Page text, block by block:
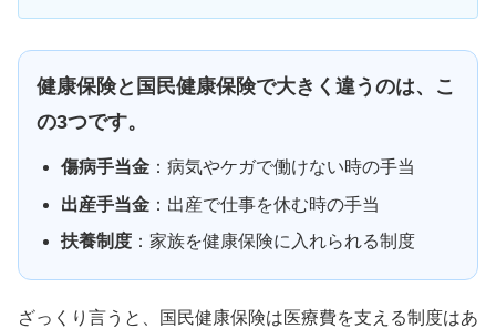
健康保険と国民健康保険で大きく違うのは、こ
の3つです。
傷病手当金 ：病気やケガで働けない時の手当
出産手当金 ：出産で仕事を休む時の手当
扶養制度 ：家族を健康保険に入れられる制度
ざっくり言うと、国民健康保険は医療費を支える制度はあ